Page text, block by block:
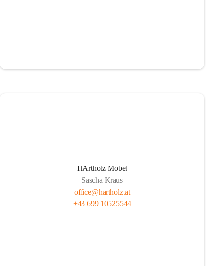
HArtholz Möbel
Sascha Kraus
office@hartholz.at
+43 699 10525544